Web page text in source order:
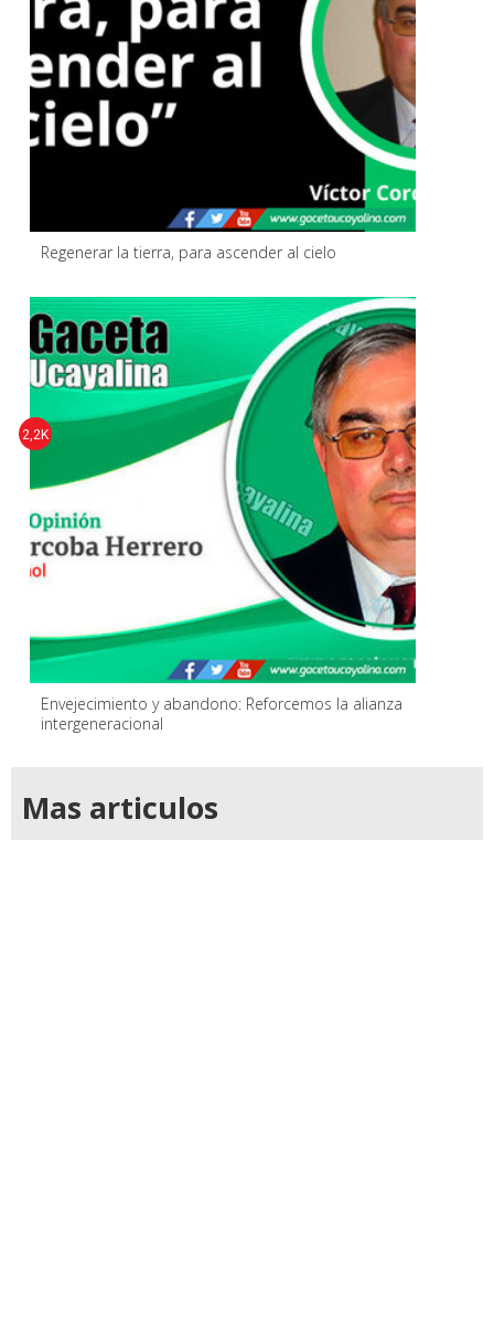
Regenerar la tierra, para ascender al cielo
Envejecimiento y abandono: Reforcemos la alianza
intergeneracional
2,2K
Mas articulos